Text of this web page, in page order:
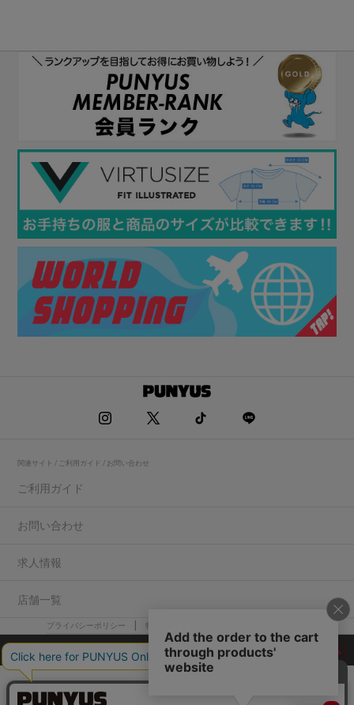
関連サイト / ご利用ガイド / お問い合わせ
ご利用ガイド
お問い合わせ
求人情報
店舗一覧
プライバシーポリシー 特定商取引法に基づく表記
COPYRIGHT WEGO.Co.,Ltd.All rights reserved